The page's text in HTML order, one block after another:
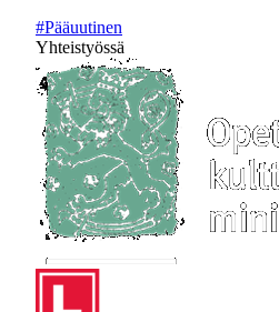
#Pääuutinen
Yhteistyössä